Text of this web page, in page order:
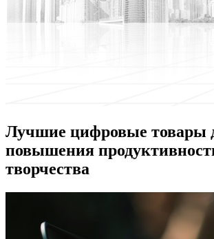
Лучшие цифровые товары
повышения
творчества